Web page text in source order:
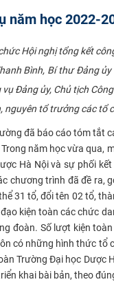
năm học 2022-
Hội nghị tổng kết
Bình, Bí thư Đảng
Đảng ủy, Chủ tịch
nguyên tổ trưởng các tổ
đã báo cáo tóm tắt
năm học vừa qua,
Hà Nội và sự phối
chương trình đã đề ra,
31 tổ, đổi tên 02 tổ,
kiện toàn các chức
đoàn. Số lượt kiện
có những hình thức tổ
Trường Đại học Dược
khai bài bản, theo